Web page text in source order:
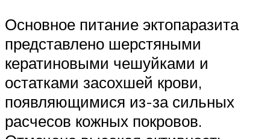
Основное питание эктопаразита
представлено шерстяными
кератиновыми чешуйками и
остатками засохшей крови,
появляющимися из-за сильных
расчесов кожных покровов.